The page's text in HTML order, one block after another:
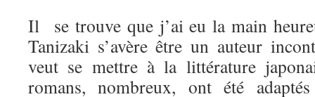
Il se trouve que j’ai eu la main
Tanizaki s’avère être un auteur
veut se mettre à la littérature
romans, nombreux, ont été